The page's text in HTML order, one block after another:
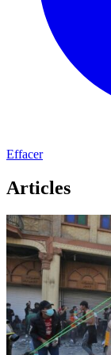
Effacer
Articles